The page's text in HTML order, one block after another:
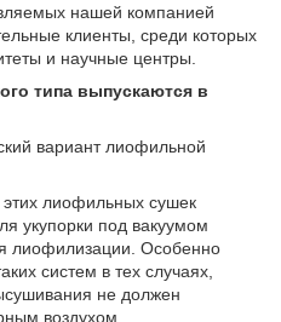
нашей компанией
клиенты, среди которых
и научные центры.
типа выпускаются в
вариант лиофильной
этих лиофильных сушек
укупорки под вакуумом
лиофилизации. Особенно
систем в тех случаях,
не должен
воздухом.